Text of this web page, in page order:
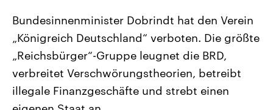
Landtagswahl Sachsen-Anhalt
2026
Alle Informationen
Sachsen-Anhalt wählt am 6.
September 2026 einen neuen
Landtag. Seit 2021 wird das
Bundesland von einer Koalition aus
Aktuelle Beiträge,
Hintergründe
Wirtschaftlich und
gehören die Vereinigten
den mächtigsten Ländern
Bundesinnenminister Dobrindt hat den Verein
„Königreich Deutschland“ verboten. Die größte
„Reichsbürger“-Gruppe leugnet die BRD,
verbreitet Verschwörungstheorien, betreibt
illegale Finanzgeschäfte und strebt einen